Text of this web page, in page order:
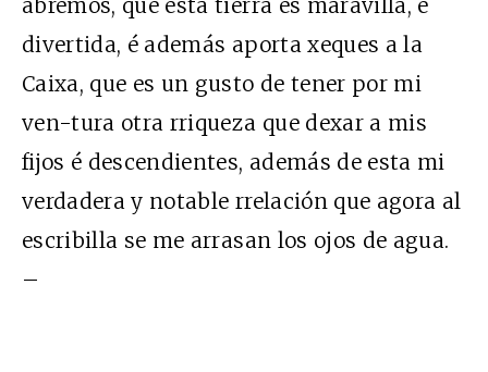
divertida, é además aporta xeques a la
Caixa, que es un gusto de tener por mi
ven-tura otra rriqueza que dexar a mis
fijos é descendientes, además de esta mi
verdadera y notable rrelación que agora al
escribilla se me arrasan los ojos de agua.
–